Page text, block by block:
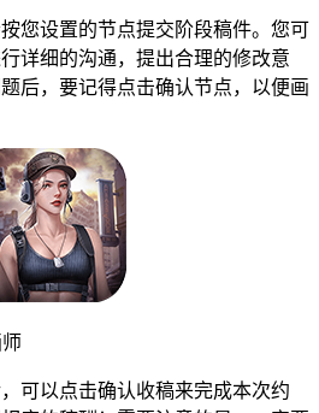
设置的节点提交阶段稿件。您可
详细的沟通，提出合理的修改意
后，要记得点击确认节点，以便画
以点击确认收稿来完成本次约